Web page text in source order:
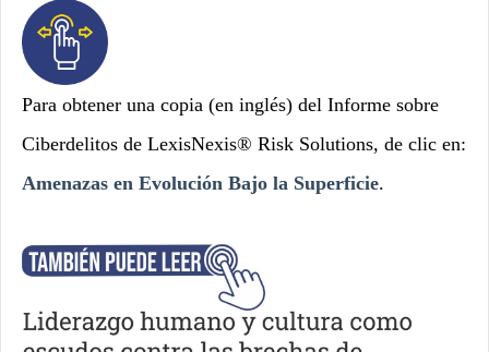
Para obtener una copia (en inglés) del Informe sobre
Ciberdelitos de LexisNexis® Risk Solutions, de clic en:
Amenazas en Evolución Bajo la Superficie.